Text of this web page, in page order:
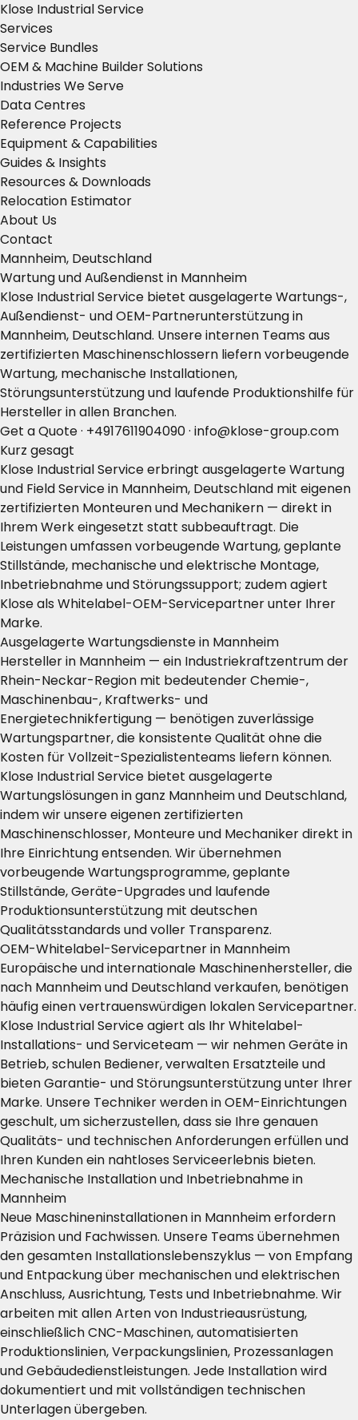
Klose Industrial Service
Services
Service Bundles
OEM & Machine Builder Solutions
Industries We Serve
Data Centres
Reference Projects
Equipment & Capabilities
Guides & Insights
Resources & Downloads
Relocation Estimator
About Us
Contact
Mannheim, Deutschland
Wartung und Außendienst in Mannheim
Klose Industrial Service bietet ausgelagerte Wartungs-,
Außendienst- und OEM-Partnerunterstützung in
Mannheim, Deutschland. Unsere internen Teams aus
zertifizierten Maschinenschlossern liefern vorbeugende
Wartung, mechanische Installationen,
Störungsunterstützung und laufende Produktionshilfe für
Hersteller in allen Branchen.
Get a Quote· +4917611904090· info@klose-group.com
Kurz gesagt
Klose Industrial Service erbringt ausgelagerte Wartung
und Field Service in Mannheim, Deutschland mit eigenen
zertifizierten Monteuren und Mechanikern — direkt in
Ihrem Werk eingesetzt statt subbeauftragt. Die
Leistungen umfassen vorbeugende Wartung, geplante
Stillstände, mechanische und elektrische Montage,
Inbetriebnahme und Störungssupport; zudem agiert
Klose als Whitelabel-OEM-Servicepartner unter Ihrer
Marke.
Ausgelagerte Wartungsdienste in Mannheim
Hersteller in Mannheim — ein Industriekraftzentrum der
Rhein-Neckar-Region mit bedeutender Chemie-,
Maschinenbau-, Kraftwerks- und
Energietechnikfertigung — benötigen zuverlässige
Wartungspartner, die konsistente Qualität ohne die
Kosten für Vollzeit-Spezialistenteams liefern können.
Klose Industrial Service bietet ausgelagerte
Wartungslösungen in ganz Mannheim und Deutschland,
indem wir unsere eigenen zertifizierten
Maschinenschlosser, Monteure und Mechaniker direkt in
Ihre Einrichtung entsenden. Wir übernehmen
vorbeugende Wartungsprogramme, geplante
Stillstände, Geräte-Upgrades und laufende
Produktionsunterstützung mit deutschen
Qualitätsstandards und voller Transparenz.
OEM-Whitelabel-Servicepartner in Mannheim
Europäische und internationale Maschinenhersteller, die
nach Mannheim und Deutschland verkaufen, benötigen
häufig einen vertrauenswürdigen lokalen Servicepartner.
Klose Industrial Service agiert als Ihr Whitelabel-
Installations- und Serviceteam — wir nehmen Geräte in
Betrieb, schulen Bediener, verwalten Ersatzteile und
bieten Garantie- und Störungsunterstützung unter Ihrer
Marke. Unsere Techniker werden in OEM-Einrichtungen
geschult, um sicherzustellen, dass sie Ihre genauen
Qualitäts- und technischen Anforderungen erfüllen und
Ihren Kunden ein nahtloses Serviceerlebnis bieten.
Mechanische Installation und Inbetriebnahme in
Mannheim
Neue Maschineninstallationen in Mannheim erfordern
Präzision und Fachwissen. Unsere Teams übernehmen
den gesamten Installationslebenszyklus — von Empfang
und Entpackung über mechanischen und elektrischen
Anschluss, Ausrichtung, Tests und Inbetriebnahme. Wir
arbeiten mit allen Arten von Industrieausrüstung,
einschließlich CNC-Maschinen, automatisierten
Produktionslinien, Verpackungslinien, Prozessanlagen
und Gebäudedienstleistungen. Jede Installation wird
dokumentiert und mit vollständigen technischen
Unterlagen übergeben.